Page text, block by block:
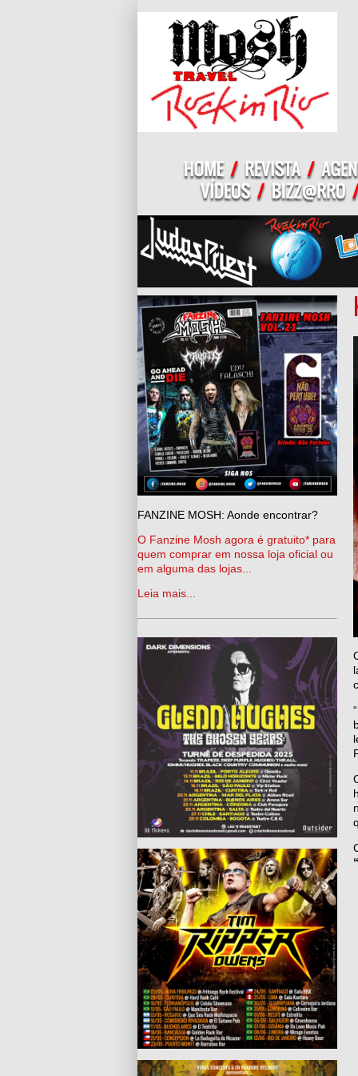
FANZINE MOSH: Aonde encontrar?
O Fanzine Mosh agora é gratuito* para
quem comprar em nossa loja oficial ou
em alguma das lojas...
Leia mais...
“